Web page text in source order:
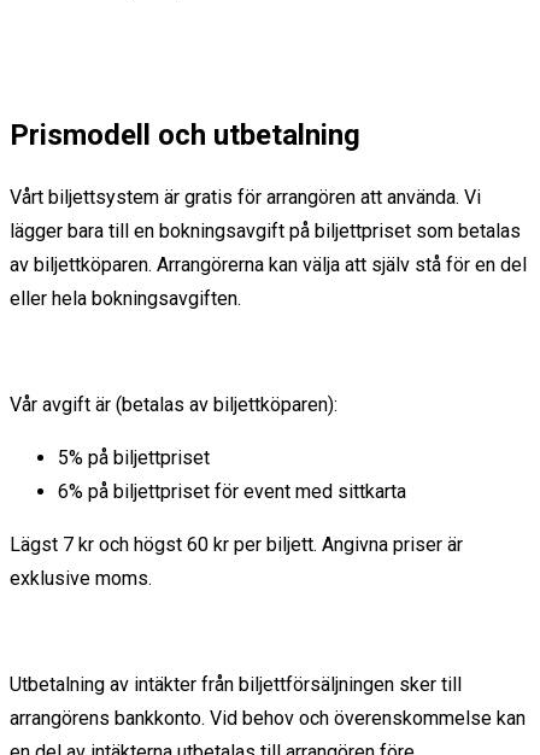
Prismodell och utbetalning
Vårt biljettsystem är gratis för arrangören att använda. Vi
lägger bara till en bokningsavgift på biljettpriset som betalas
av biljettköparen. Arrangörerna kan välja att själv stå för en del
eller hela bokningsavgiften.
Vår avgift är (betalas av biljettköparen):
5% på biljettpriset
6% på biljettpriset för event med sittkarta
Lägst 7 kr och högst 60 kr per biljett. Angivna priser är
exklusive moms.
Utbetalning av intäkter från biljettförsäljningen sker till
arrangörens bankkonto. Vid behov och överenskommelse kan